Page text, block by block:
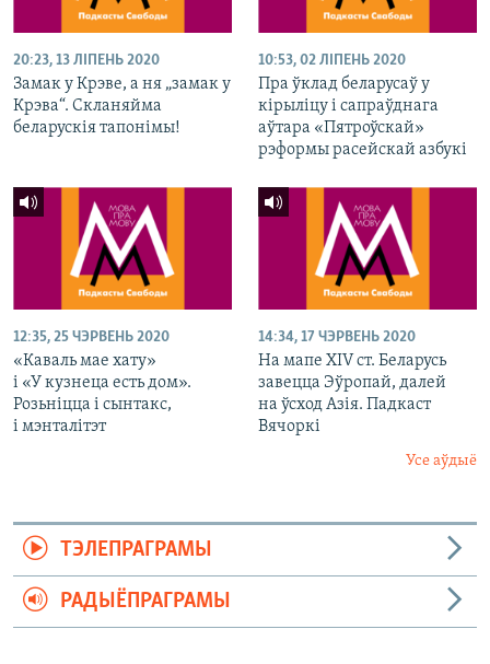
20:23, 13 ЛІПЕНЬ 2020
Замак у Крэве, а ня „замак у
Крэва“. Скланяйма
беларускія тапонімы!
10:53, 02 ЛІПЕНЬ 2020
Пра ўклад беларусаў у
кірыліцу і сапраўднага
аўтара «Пятроўскай»
рэформы расейскай азбукі
12:35, 25 ЧЭРВЕНЬ 2020
«Каваль мае хату»
і «У кузнеца есть дом».
Розьніцца і сынтакс,
і мэнталітэт
14:34, 17 ЧЭРВЕНЬ 2020
На мапе XIV ст. Беларусь
завецца Эўропай, далей
на ўсход Азія. Падкаст
Вячоркі
Усе аўдыё
ТЭЛЕПРАГРАМЫ
РАДЫЁПРАГРАМЫ